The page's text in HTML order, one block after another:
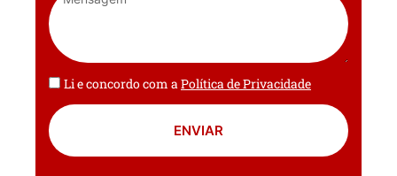
Li e concordo com a Política de Privacidade
ENVIAR